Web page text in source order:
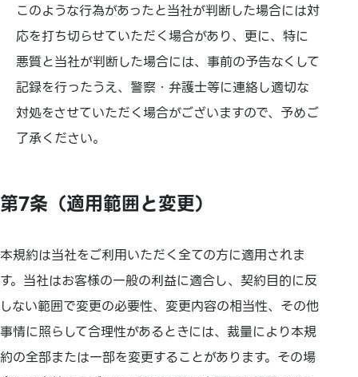
このような行為があったと当社が判断した場合には対
応を打ち切らせていただく場合があり、更に、特に
悪質と当社が判断した場合には、事前の予告なくして
記録を行ったうえ、警察・弁護士等に連絡し適切な
対処をさせていただく場合がございますので、予めご
了承ください。
第7条（適用範囲と変更）
本規約は当社をご利用いただく全ての方に適用されま
す。当社はお客様の一般の利益に適合し、契約目的に反
しない範囲で変更の必要性、変更内容の相当性、その他
事情に照らして合理性があるときには、裁量により本規
約の全部または一部を変更することがあります。その場